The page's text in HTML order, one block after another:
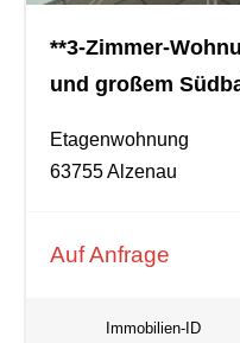
**3-Zimmer-
und großem
Etagenwohnung
63755 Alzenau
Auf Anfrage
Immobilien-ID